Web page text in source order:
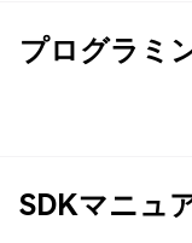
プログラミ
SDKマニュ